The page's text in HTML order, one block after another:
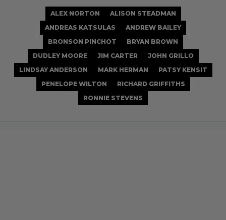
ALEX NORTON
ALISON STEADMAN
ANDREAS KATSULAS
ANDREW BAILEY
BRONSON PINCHOT
BRYAN BROWN
DUDLEY MOORE
JIM CARTER
JOHN GRILLO
LINDSAY ANDERSON
MARK HERMAN
PATSY KENSIT
PENELOPE WILTON
RICHARD GRIFFITHS
RONNIE STEVENS